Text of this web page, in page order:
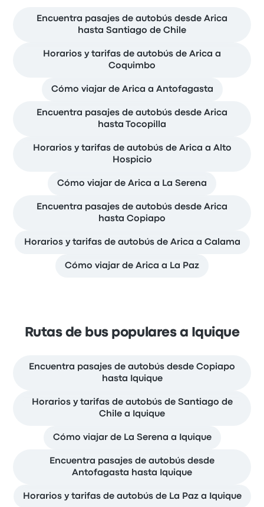
Encuentra pasajes de autobús desde Arica
hasta Santiago de Chile
Horarios y tarifas de autobús de Arica a
Coquimbo
Cómo viajar de Arica a Antofagasta
Encuentra pasajes de autobús desde Arica
hasta Tocopilla
Horarios y tarifas de autobús de Arica a Alto
Hospicio
Cómo viajar de Arica a La Serena
Encuentra pasajes de autobús desde Arica
hasta Copiapo
Horarios y tarifas de autobús de Arica a Calama
Cómo viajar de Arica a La Paz
Rutas de bus populares a Iquique
Encuentra pasajes de autobús desde Copiapo
hasta Iquique
Horarios y tarifas de autobús de Santiago de
Chile a Iquique
Cómo viajar de La Serena a Iquique
Encuentra pasajes de autobús desde
Antofagasta hasta Iquique
Horarios y tarifas de autobús de La Paz a Iquique